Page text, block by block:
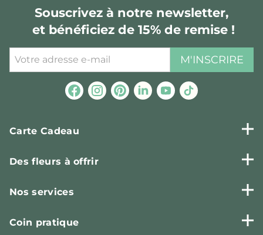
Souscrivez à notre newsletter,
et bénéficiez de 15% de remise !
M'INSCRIRE
Carte Cadeau
Des fleurs à offrir
Nos services
Coin pratique